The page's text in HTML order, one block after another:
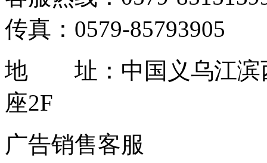
传真：0579-85793905
地 址：中国义乌江滨
座2F
广告销售客服